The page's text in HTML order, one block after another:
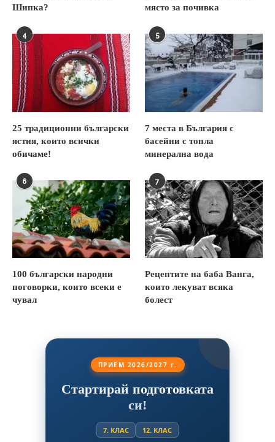
Шипка?
място за почивка
4
25 традиционни български
ястия, които всички
обичаме!
5
7 места в България с
басейни с топла
минерална вода
6
100 български народни
поговорки, които всеки е
чувал
7
Рецептите на баба Ванга,
които лекуват всяка
болест
ПРИЕМ 2026/2027 г.
Стартирай подготовката
си!
7. КЛАС 12. КЛАС